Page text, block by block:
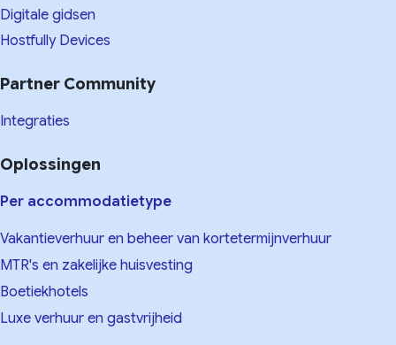
Digitale gidsen
Hostfully Devices
Partner Community
Integraties
Oplossingen
Per accommodatietype
Vakantieverhuur en beheer van kortetermijnverhuur
MTR's en zakelijke huisvesting
Boetiekhotels
Luxe verhuur en gastvrijheid